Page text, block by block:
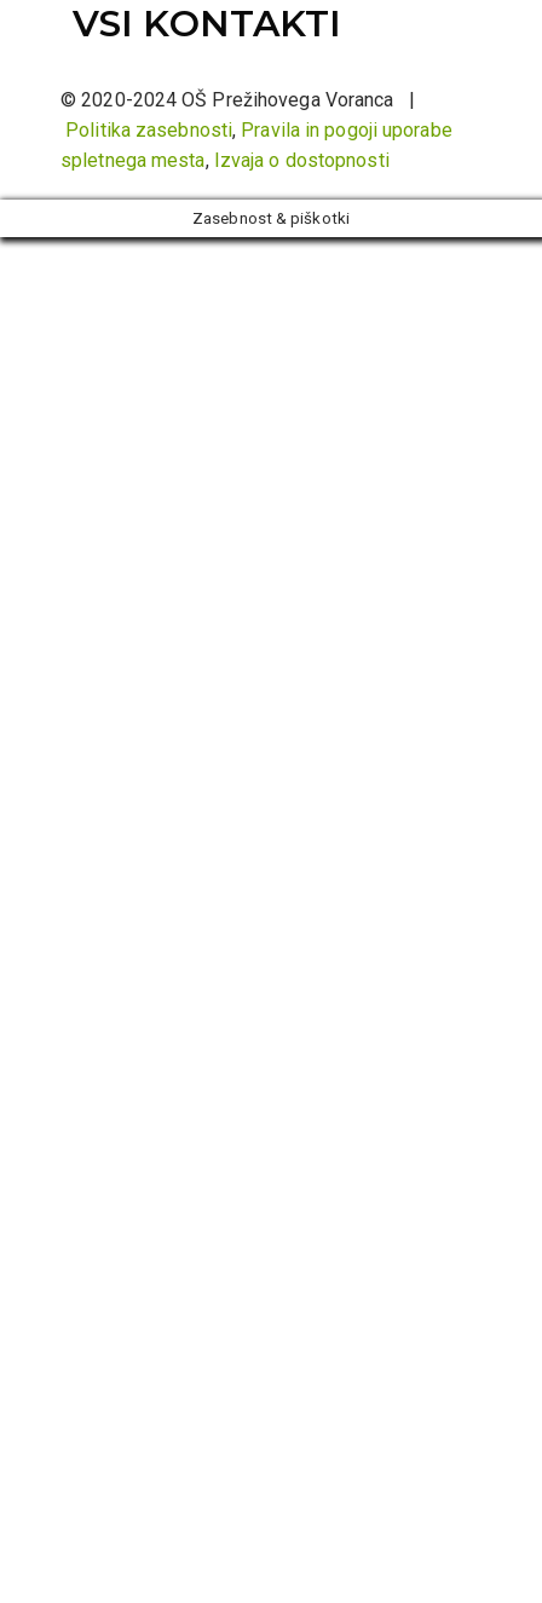
VSI KONTAKTI
© 2020-2024 OŠ Prežihovega Voranca |
Politika zasebnosti, Pravila in pogoji uporabe
spletnega mesta, Izvaja o dostopnosti
Zasebnost & piškotki